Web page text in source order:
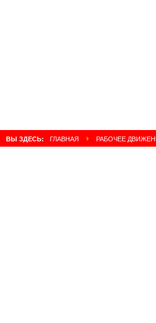
ВЫ ЗДЕСЬ: ГЛАВНАЯ РАБОЧЕЕ